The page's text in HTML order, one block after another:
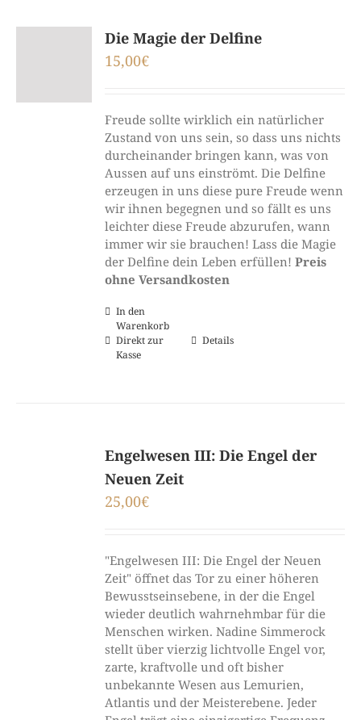
Die Magie der Delfine
15,00€
Freude sollte wirklich ein natürlicher
Zustand von uns sein, so dass uns nichts
durcheinander bringen kann, was von
Aussen auf uns einströmt. Die Delfine
erzeugen in uns diese pure Freude wenn
wir ihnen begegnen und so fällt es uns
leichter diese Freude abzurufen, wann
immer wir sie brauchen! Lass die Magie
der Delfine dein Leben erfüllen!Preis
ohne Versandkosten
In den
Warenkorb
Direkt zur
Kasse
Details
Engelwesen III: Die Engel der
Neuen Zeit
25,00€
"Engelwesen III: Die Engel der Neuen
Zeit" öffnet das Tor zu einer höheren
Bewusstseinsebene, in der die Engel
wieder deutlich wahrnehmbar für die
Menschen wirken. Nadine Simmerock
stellt über vierzig lichtvolle Engel vor,
zarte, kraftvolle und oft bisher
unbekannte Wesen aus Lemurien,
Atlantis und der Meisterebene. Jeder